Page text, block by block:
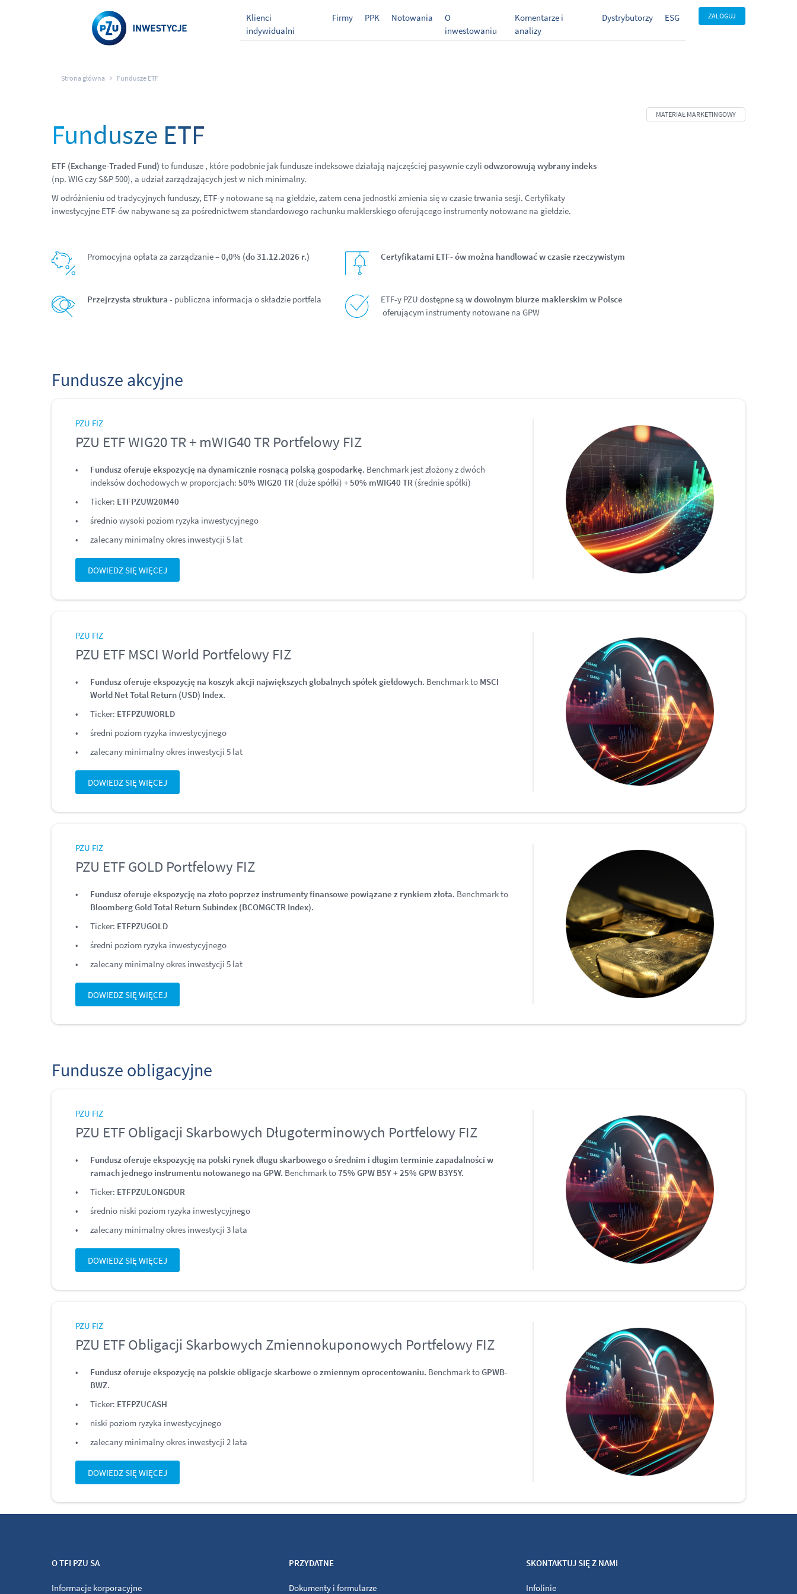
Klienci
indywidualni
Firmy PPK Notowania
O
inwestowaniu
Komentarze i
analizy
Dystrybutorzy ESG ZALOGUJ
Strona główna Fundusze ETF
Fundusze ETF
ETF (Exchange-Traded Fund) to fundusze , które podobnie jak fundusze indeksowe działają najczęściej pasywnie czyli odwzorowują wybrany indeks
(np. WIG czy S&P 500), a udział zarządzających jest w nich minimalny.
W odróżnieniu od tradycyjnych funduszy, ETF-y notowane są na giełdzie, zatem cena jednostki zmienia się w czasie trwania sesji. Certyfikaty
inwestycyjne ETF-ów nabywane są za pośrednictwem standardowego rachunku maklerskiego oferującego instrumenty notowane na giełdzie.
Promocyjna opłata za zarządzanie –0,0% (do 31.12.2026 r.) Certyfikatami ETF- ów można handlować w czasie rzeczywistym
Przejrzysta struktura - publiczna informacja o składzie portfela ETF-y PZU dostępne są w dowolnym biurze maklerskim w Polsce
oferującym instrumenty notowane na GPW
Fundusze akcyjne
PZU FIZ
PZU ETF WIG20 TR + mWIG40 TR Portfelowy FIZ
Fundusz oferuje ekspozycję na dynamicznie rosnącą polską gospodarkę. Benchmark jest złożony z dwóch
indeksów dochodowych w proporcjach: 50% WIG20 TR (duże spółki) +50% mWIG40 TR (średnie spółki)
Ticker: ETFPZUW20M40
średnio wysoki poziom ryzyka inwestycyjnego
zalecany minimalny okres inwestycji 5 lat
DOWIEDZ SIĘ WIĘCEJ
PZU FIZ
PZU ETF MSCI World Portfelowy FIZ
Fundusz oferuje ekspozycję na koszyk akcji największych globalnych spółek giełdowych. Benchmark to MSCI
World Net Total Return (USD) Index.
Ticker: ETFPZUWORLD
średni poziom ryzyka inwestycyjnego
zalecany minimalny okres inwestycji 5 lat
DOWIEDZ SIĘ WIĘCEJ
PZU FIZ
PZU ETF GOLD Portfelowy FIZ
Fundusz oferuje ekspozycję na złoto poprzez instrumenty finansowe powiązane z rynkiem złota. Benchmark to
Bloomberg Gold Total Return Subindex (BCOMGCTR Index).
Ticker: ETFPZUGOLD
średni poziom ryzyka inwestycyjnego
zalecany minimalny okres inwestycji 5 lat
DOWIEDZ SIĘ WIĘCEJ
Fundusze obligacyjne
PZU FIZ
PZU ETF Obligacji Skarbowych Długoterminowych Portfelowy FIZ
Fundusz oferuje ekspozycję na polski rynek długu skarbowego o średnim i długim terminie zapadalności w
ramach jednego instrumentu notowanego na GPW. Benchmark to75% GPW B5Y + 25% GPW B3Y5Y.
Ticker: ETFPZULONGDUR
średnio niski poziom ryzyka inwestycyjnego
zalecany minimalny okres inwestycji 3 lata
DOWIEDZ SIĘ WIĘCEJ
PZU FIZ
PZU ETF Obligacji Skarbowych Zmiennokuponowych Portfelowy FIZ
Fundusz oferuje ekspozycję na polskie obligacje skarbowe o zmiennym oprocentowaniu. Benchmark toGPWB-
BWZ.
Ticker: ETFPZUCASH
niski poziom ryzyka inwestycyjnego
zalecany minimalny okres inwestycji 2 lata
DOWIEDZ SIĘ WIĘCEJ
O TFI PZU SA
Informacje korporacyjne
PRZYDATNE
Dokumenty i formularze
SKONTAKTUJ SIĘ Z NAMI
Infolinie